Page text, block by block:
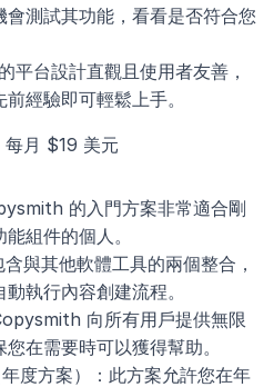
測試其功能，看看是否符合您
台設計直觀且使用者友善，
經驗即可輕鬆上手。
每月 $19 美元
的入門方案非常適合剛
組件的個人。
與其他軟體工具的兩個整合，
執行內容創建流程。
向所有用戶提供無限
在需要時可以獲得幫助。
度方案）：此方案允許您在年